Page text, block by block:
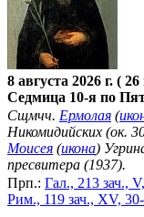
8 августа 2026 г. (
Седмица 10-я по
Сщмчч. Ермолая (
Никомидийских (ок.
Моисея (икона)
пресвитера (1937).
Прп.: Гал., 213 зач.,
Рим., 119 зач., XV,